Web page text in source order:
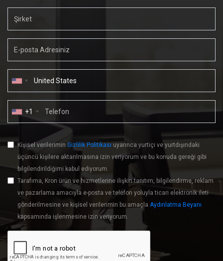
+1
Kişisel verilerimin Gizlilik Politikası uyarınca yurtiçi ve yurtdışındaki
üçüncü kişilere aktarılmasına izin veriyorum ve bu konuda gereği gibi
bilgilendirildiğimi kabul ediyorum.
Tarafıma, Kron ürün ve hizmetlerine ilişkin tanıtım, bilgilendirme, reklam
ve pazarlama amacıyla e-posta ve telefon yoluyla ticari elektronik ileti
gönderilmesine ve kişisel verilerimin bu amaçla Aydınlatma Beyanı
kapsamında işlenmesine izin veriyorum.